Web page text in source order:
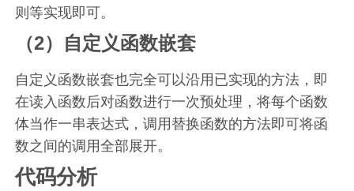
则等实现即可。
（2）自定义函数嵌套
自定义函数嵌套也完全可以沿用已实现的方法，即
在读入函数后对函数进行一次预处理，将每个函数
体当作一串表达式，调用替换函数的方法即可将函
数之间的调用全部展开。
代码分析